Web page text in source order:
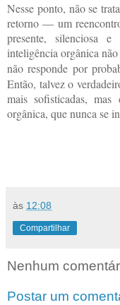
Nesse ponto, não se
retorno — um
presente, silenciosa
inteligência orgânica
não responde por
Então, talvez o
mais sofisticadas,
orgânica, que nunca se
às 12:08
Compartilhar
Nenhum
Postar um